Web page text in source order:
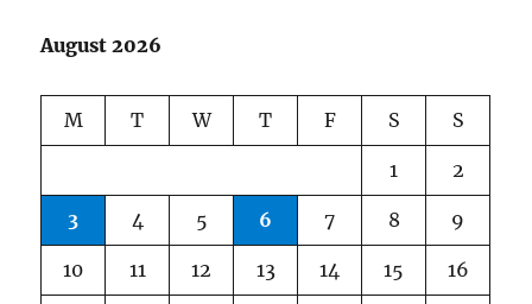
August 2026
M T W T F S S
1 2
3 4 5 6 7 8 9
10 11 12 13 14 15 16